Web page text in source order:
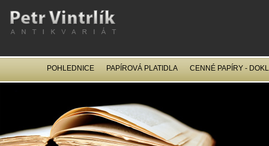
POHLEDNICE PAPÍROVÁ PLATIDLA CENNÉ PAPÍRY -